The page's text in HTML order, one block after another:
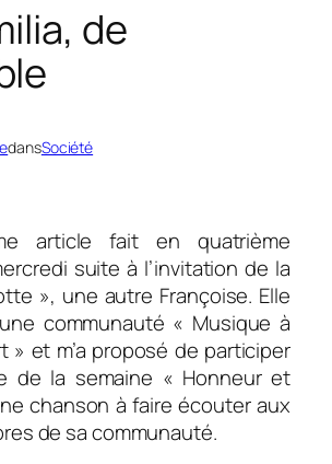
de
dansSociété
article fait en quatrième
suite à l’invitation de la
», une autre Françoise. Elle
communauté « Musique à
» et m’a proposé de participer
de la semaine « Honneur et
chanson à faire écouter aux
de sa communauté.